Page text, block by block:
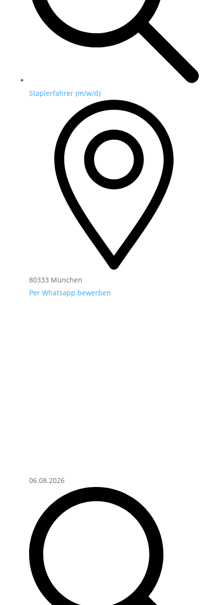
Staplerfahrer (m/w/d)
80333 München
Per Whatsapp bewerben
06.08.2026